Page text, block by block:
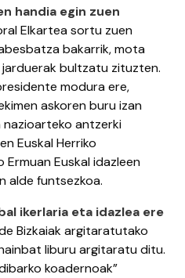
handia egin zuen
Elkartea sortu zuen
bakarrik, mota
bultzatu zituzten.
modura ere,
askoren buru izan
nazioarteko antzerki
Euskal Herriko
Euskal idazleen
alde funtsezkoa.
ikerlaria eta idazlea ere
Bizkaiak argitaratutako
liburu argitaratu ditu.
koadernoak”